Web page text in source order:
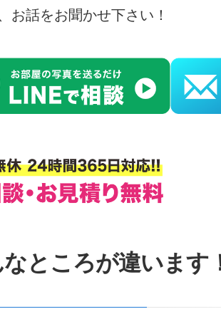
お話をお聞かせ下さい！
ところが違います